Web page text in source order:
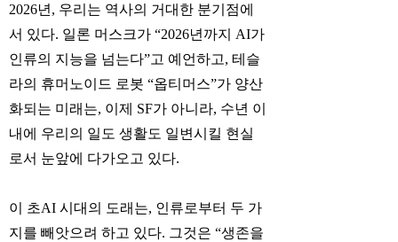
2026년, 우리는 역사의 거대한 분기점에
서 있다. 일론 머스크가 “2026년까지 AI가
인류의 지능을 넘는다”고 예언하고, 테슬
라의 휴머노이드 로봇 “옵티머스”가 양산
화되는 미래는, 이제 SF가 아니라, 수년 이
내에 우리의 일도 생활도 일변시킬 현실
로서 눈앞에 다가오고 있다.
이 초AI 시대의 도래는, 인류로부터 두 가
지를 빼앗으려 하고 있다. 그것은 “생존을